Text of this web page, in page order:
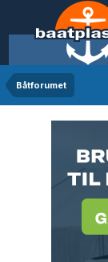
Båtforumet